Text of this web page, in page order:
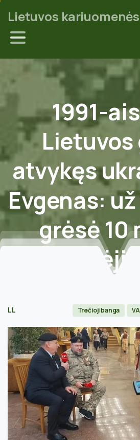
Lietuvos
1991-
Lietuvos
atvykęs
Evgenas:už
grėsė10
Evgenas: už tai man
LL Trečioji banga